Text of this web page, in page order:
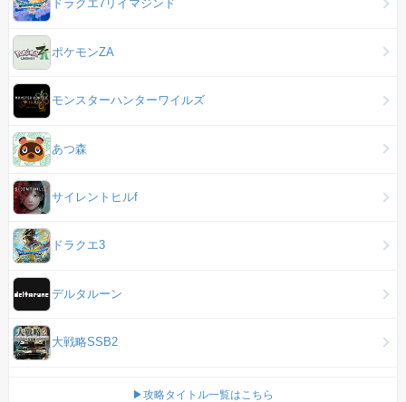
ドラクエ7リイマジンド
ポケモンZA
モンスターハンターワイルズ
あつ森
サイレントヒルf
ドラクエ3
デルタルーン
大戦略SSB2
▶攻略タイトル一覧はこちら